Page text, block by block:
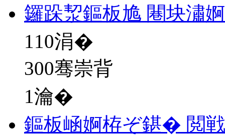
鑼跺洯鏂板尯 闀块潚
110涓�
300骞崇背
1瀹�
鏂板崡婀栫ぞ鍖� 閲